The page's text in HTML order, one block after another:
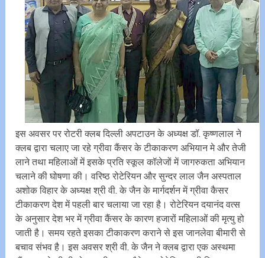
इस अवसर पर रोटरी क्लब दिल्ली अपटाउन के अध्यक्ष डॉ. कृष्णलाल ने
क्लब द्वारा चलाए जा रहे ग्रीवा कैंसर के टीकाकरण अभियान मे और तेजी
लाने तथा महिलाओं में इसके प्रति स्कूल कॉलेजों में जागरुकता अभियान
चलाने की घोषणा की। वरिष्ठ रोटेरियन और सुन्दर लाल जैन अस्पताल
अशोक विहार के अध्यक्ष श्री वी. के जैन के मार्गदर्शन में ग्रीवा कैसर
टीकाकरण देश में पहली बार चलाया जा रहा है। रोटेरियन दयानंद वत्स
के अनुसार देश भर में ग्रीवा कैंसर के कारण हजारों महिलाओं की मृत्यु हो
जाती है। समय रहते इसका टीकाकरण कराने से इस जानलेवा बीमारी से
बचाव संभव है। इस अवसर श्री वी. के जैन ने क्लब द्वारा एक अस्थमा